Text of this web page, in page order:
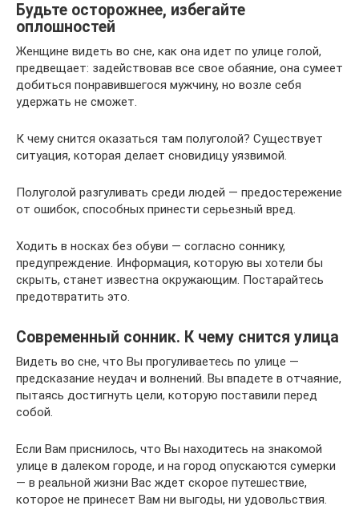
Будьте осторожнее, избегайте
оплошностей
Женщине видеть во сне, как она идет по улице голой,
предвещает: задействовав все свое обаяние, она сумеет
добиться понравившегося мужчину, но возле себя
удержать не сможет.
К чему снится оказаться там полуголой? Существует
ситуация, которая делает сновидицу уязвимой.
Полуголой разгуливать среди людей — предостережение
от ошибок, способных принести серьезный вред.
Ходить в носках без обуви — согласно соннику,
предупреждение. Информация, которую вы хотели бы
скрыть, станет известна окружающим. Постарайтесь
предотвратить это.
Современный сонник. К чему снится улица
Видеть во сне, что Вы прогуливаетесь по улице —
предсказание неудач и волнений. Вы впадете в отчаяние,
пытаясь достигнуть цели, которую поставили перед
собой.
Если Вам приснилось, что Вы находитесь на знакомой
улице в далеком городе, и на город опускаются сумерки
— в реальной жизни Вас ждет скорое путешествие,
которое не принесет Вам ни выгоды, ни удовольствия.